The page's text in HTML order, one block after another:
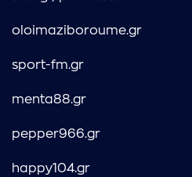
oloimaziboroume.gr
sport-fm.gr
menta88.gr
pepper966.gr
happy104.gr